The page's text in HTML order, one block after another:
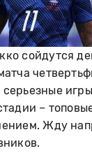
сойдутся
–
Жду